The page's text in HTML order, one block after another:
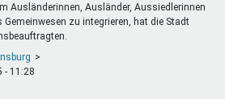
Ausländerinnen, Ausländer, Aussiedlerinnen
zu integrieren, hat die Stadt
- 11:28